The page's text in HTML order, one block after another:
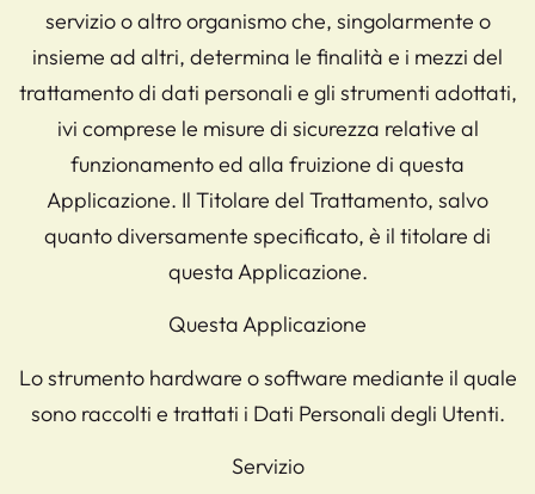
servizio o altro organismo che, singolarmente o
insieme ad altri, determina le finalità e i mezzi del
trattamento di dati personali e gli strumenti adottati,
ivi comprese le misure di sicurezza relative al
funzionamento ed alla fruizione di questa
Applicazione. Il Titolare del Trattamento, salvo
quanto diversamente specificato, è il titolare di
questa Applicazione.
Questa Applicazione
Lo strumento hardware o software mediante il quale
sono raccolti e trattati i Dati Personali degli Utenti.
Servizio